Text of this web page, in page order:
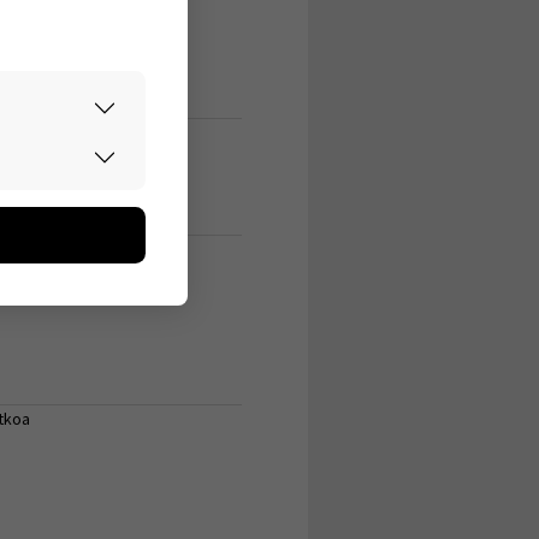
yleisessä
kerätään
Emme